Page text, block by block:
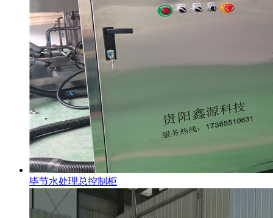
毕节水处理总控制柜